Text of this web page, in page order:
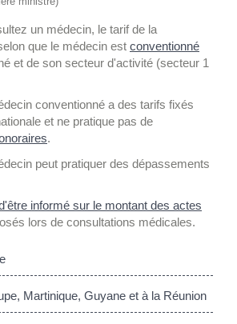
un médecin, le tarif de la
que le médecin est conventionné
et de son secteur d'activité (secteur 1
conventionné a des tarifs fixés
et ne pratique pas de
.
peut pratiquer des dépassements
informé sur le montant des actes
lors de consultations médicales.
Martinique, Guyane et à la Réunion